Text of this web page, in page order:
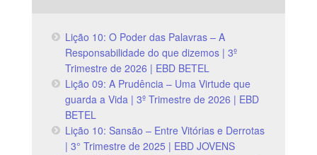
Lição 10: O Poder das Palavras – A
Responsabilidade do que dizemos | 3º
Trimestre de 2026 | EBD BETEL
Lição 09: A Prudência – Uma Virtude que
guarda a Vida | 3º Trimestre de 2026 | EBD
BETEL
Lição 10: Sansão – Entre Vitórias e Derrotas
| 3° Trimestre de 2025 | EBD JOVENS